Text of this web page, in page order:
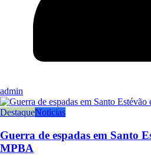
admin
DestaqueNoticias
Guerra de espadas em Santo
MPBA